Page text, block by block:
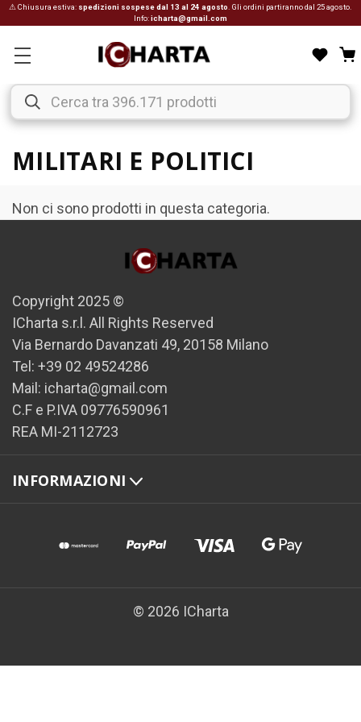
⚠ Chiusura estiva: spedizioni sospese dal 13 al 24 agosto . Gli ordini partiranno dal 25 agosto.
Info:icharta@gmail.com
MILITARI E POLITICI
Non ci sono prodotti in questa categoria.
Copyright 2025 ©
ICharta s.r.l. All Rights Reserved
Via Bernardo Davanzati 49, 20158 Milano
Tel: +39 02 49524286
Mail: icharta@gmail.com
C.F e P.IVA 09776590961
REA MI-2112723
INFORMAZIONI
© 2026 ICharta